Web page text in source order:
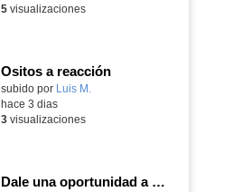
5visualizaciones
Ositos a reacción
Contenido educativo.
subido por Luis M.
hace 3 dias
3visualizaciones
Dale una oportunidad a los Chromebooks y utiliza un proyector para realizar talleres si no tienes pantallas táctiles